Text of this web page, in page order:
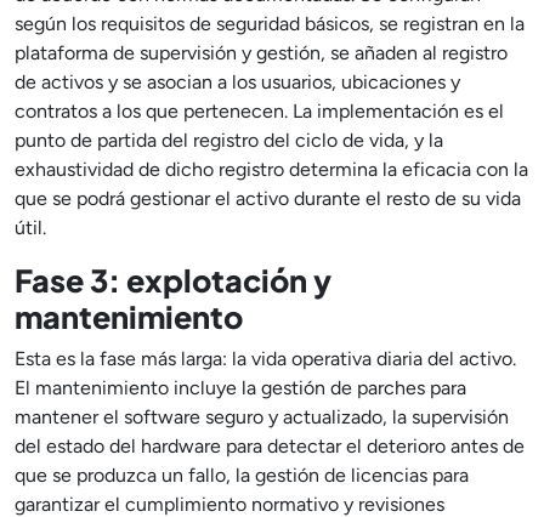
según los requisitos de seguridad básicos, se registran en la
plataforma de supervisión y gestión, se añaden al registro
de activos y se asocian a los usuarios, ubicaciones y
contratos a los que pertenecen. La implementación es el
punto de partida del registro del ciclo de vida, y la
exhaustividad de dicho registro determina la eficacia con la
que se podrá gestionar el activo durante el resto de su vida
útil.
Fase 3: explotación y
mantenimiento
Esta es la fase más larga: la vida operativa diaria del activo.
El mantenimiento incluye la gestión de parches para
mantener el software seguro y actualizado, la supervisión
del estado del hardware para detectar el deterioro antes de
que se produzca un fallo, la gestión de licencias para
garantizar el cumplimiento normativo y revisiones